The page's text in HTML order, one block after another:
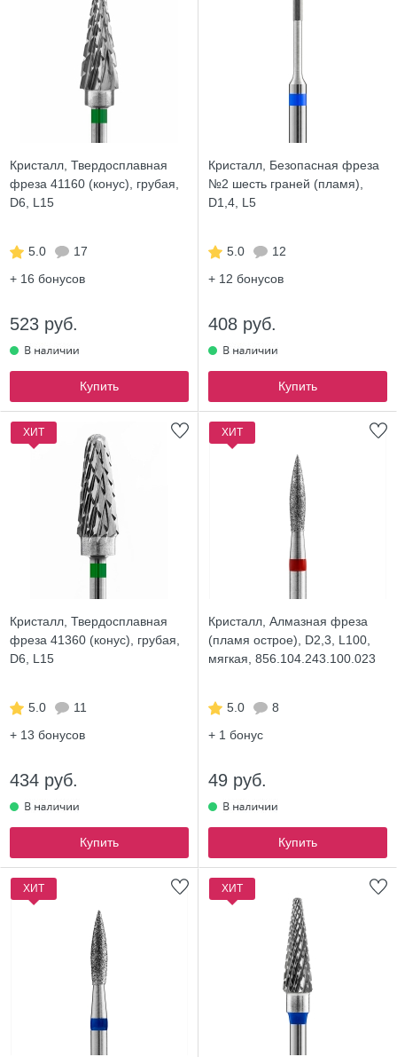
Кристалл, Твердосплавная
фреза 41160 (конус), грубая,
D6, L15
5.0
17
+ 16 бонусов
523 руб.
Купить
Кристалл, Безопасная фреза
№2 шесть граней (пламя),
D1,4, L5
5.0
12
+ 12 бонусов
408 руб.
Купить
ХИТ
Кристалл, Твердосплавная
фреза 41360 (конус), грубая,
D6, L15
5.0
11
+ 13 бонусов
434 руб.
Купить
ХИТ
Кристалл, Алмазная фреза
(пламя острое), D2,3, L100,
мягкая, 856.104.243.100.023
5.0
8
+ 1 бонус
49 руб.
Купить
ХИТ ХИТ